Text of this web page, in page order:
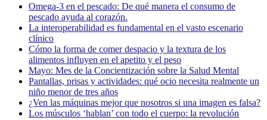
Omega-3 en el pescado: De qué manera el consumo de
pescado ayuda al corazón.
La interoperabilidad es fundamental en el vasto escenario
clínico
Cómo la forma de comer despacio y la textura de los
alimentos influyen en el apetito y el peso
Mayo: Mes de la Concientización sobre la Salud Mental
Pantallas, prisas y actividades: qué ocio necesita realmente un
niño menor de tres años
¿Ven las máquinas mejor que nosotros si una imagen es falsa?
Los músculos ‘hablan’ con todo el cuerpo: la revolución